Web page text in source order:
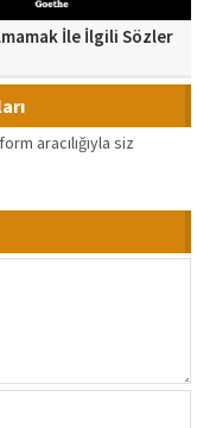
İle İlgili Sözler
aracılığıyla siz